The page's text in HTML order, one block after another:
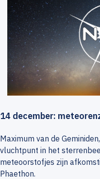
14 december:
Maximum van de
vluchtpunt in het
meteoorstofjes zijn
Phaethon.